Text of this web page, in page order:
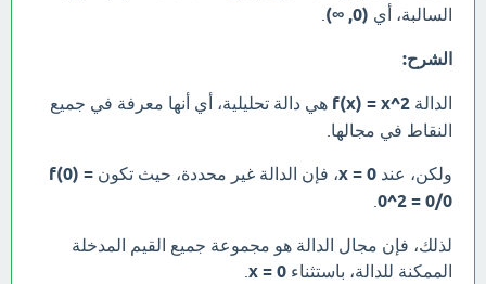
السالبة، أي (0, ∞)
الشرح:
الدالة f(x) = x^2 هي دالة تحليلية، أي أنها معرفة في جميع
النقاط في مجالها.
ولكن، عند x = 0، فإن الدالة غير محددة، حيث تكون f(0) =
0^2 = 0/0
لذلك، فإن مجال الدالة هو مجموعة جميع القيم المدخلة
الممكنة للدالة، باستثناء x = 0